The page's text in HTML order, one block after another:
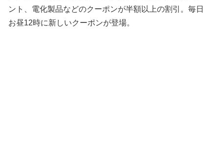
ント、電化製品などのクーポンが半額以上の割引。毎日
お昼12時に新しいクーポンが登場。